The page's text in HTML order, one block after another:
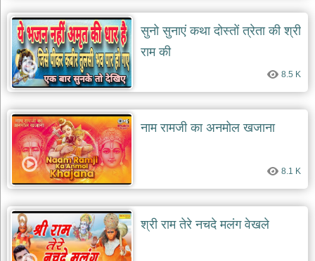
सुनो सुनाएं कथा दोस्तों त्रेता की श्री
राम की
8.5 K
नाम रामजी का अनमोल खजाना
8.1 K
श्री राम तेरे नचदे मलंग वेखले